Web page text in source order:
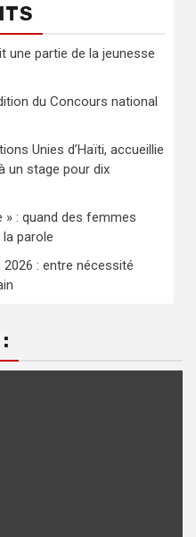
une partie de la jeunesse
du Concours national
Unies d’Haïti, accueillie
un stage pour dix
» : quand des femmes
la parole
: entre nécessité